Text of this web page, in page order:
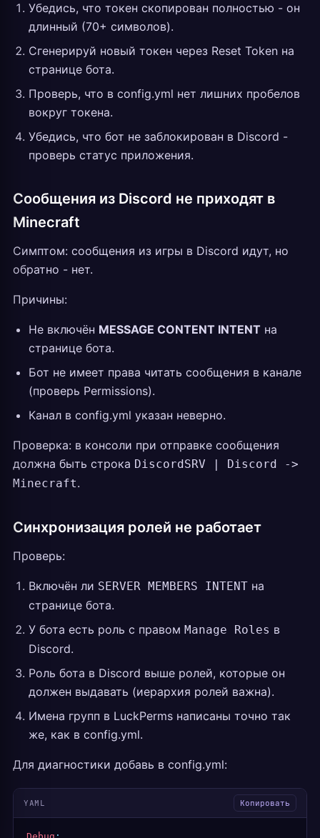
Убедись, что токен скопирован полностью - он
длинный (70+ символов).
Сгенерируй новый токен через Reset Token на
странице бота.
Проверь, что в config.yml нет лишних пробелов
вокруг токена.
Убедись, что бот не заблокирован в Discord -
проверь статус приложения.
Сообщения из Discord не приходят в
Minecraft
Симптом: сообщения из игры в Discord идут, но
обратно - нет.
Причины:
Не включён MESSAGE CONTENT INTENT на
странице бота.
Бот не имеет права читать сообщения в канале
(проверь Permissions).
Канал в config.yml указан неверно.
Проверка: в консоли при отправке сообщения
должна быть строка DiscordSRV | Discord ->
Minecraft.
Синхронизация ролей не работает
Проверь:
Включён ли SERVER MEMBERS INTENT на
странице бота.
У бота есть роль с правом Manage Roles в
Discord.
Роль бота в Discord выше ролей, которые он
должен выдавать (иерархия ролей важна).
Имена групп в LuckPerms написаны точно так
же, как в config.yml.
Для диагностики добавь в config.yml:
YAML Копировать